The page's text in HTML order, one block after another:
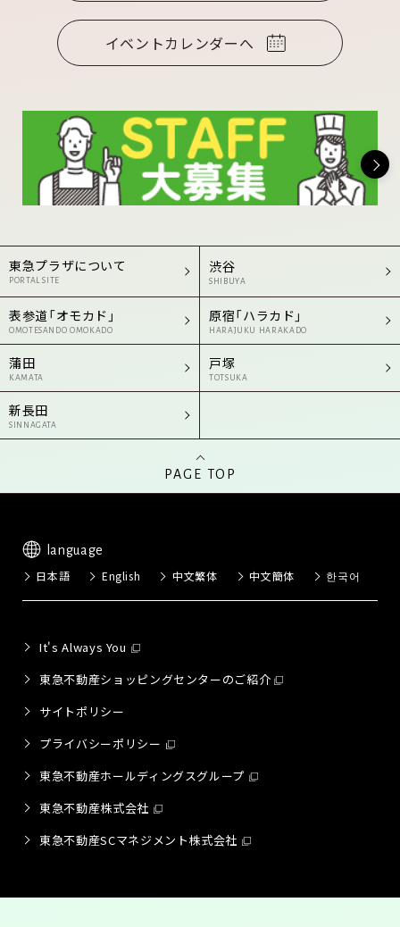
イベントカレンダーへ
東急プラザについて
PORTAL SITE
渋谷
SHIBUYA
表参道「オモカド」
OMOTESANDO OMOKADO
原宿「ハラカド」
HARAJUKU HARAKADO
蒲田
KAMATA
戸塚
TOTSUKA
新長田
SINNAGATA
PAGE TOP
language
日本語 English 中文繁体 中文簡体 한국어
It's Always You
東急不動産ショッピングセンターのご紹介
サイトポリシー
プライバシーポリシー
東急不動産ホールディングスグループ
東急不動産株式会社
東急不動産SCマネジメント株式会社